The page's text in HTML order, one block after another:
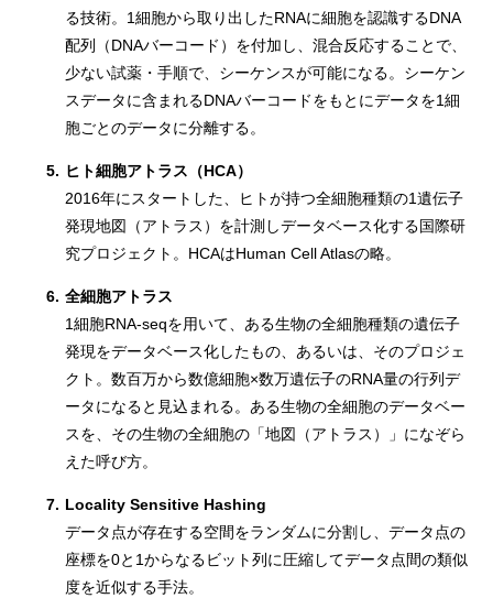
る技術。1細胞から取り出したRNAに細胞を認識するDNA
配列（DNAバーコード）を付加し、混合反応することで、
少ない試薬・手順で、シーケンスが可能になる。シーケン
スデータに含まれるDNAバーコードをもとにデータを1細
胞ごとのデータに分離する。
5. ヒト細胞アトラス（HCA）
2016年にスタートした、ヒトが持つ全細胞種類の1遺伝子
発現地図（アトラス）を計測しデータベース化する国際研
究プロジェクト。HCAはHuman Cell Atlasの略。
6. 全細胞アトラス
1細胞RNA-seqを用いて、ある生物の全細胞種類の遺伝子
発現をデータベース化したもの、あるいは、そのプロジェ
クト。数百万から数億細胞×数万遺伝子のRNA量の行列デ
ータになると見込まれる。ある生物の全細胞のデータベー
スを、その生物の全細胞の「地図（アトラス）」になぞら
えた呼び方。
7. Locality Sensitive Hashing
データ点が存在する空間をランダムに分割し、データ点の
座標を0と1からなるビット列に圧縮してデータ点間の類似
度を近似する手法。